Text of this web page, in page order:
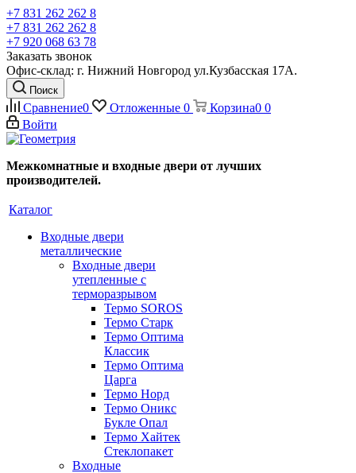
+7 831 262 262 8
+7 831 262 262 8
+7 920 068 63 78
Заказать звонок
Офис-склад: г. Нижний Новгород ул.Кузбасская 17А.
Поиск
Сравнение0 Отложенные 0 Корзина0 0
Войти
Межкомнатные и входные двери от лучших
производителей.
Каталог
Входные двери
металлические
Входные двери
утепленные с
терморазрывом
Термо SOROS
Термо Старк
Термо Оптима
Классик
Термо Оптима
Царга
Термо Норд
Термо Оникс
Букле Опал
Термо Хайтек
Стеклопакет
Входные